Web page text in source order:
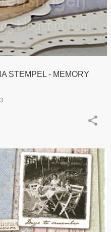
STEMPEL - MEMORY